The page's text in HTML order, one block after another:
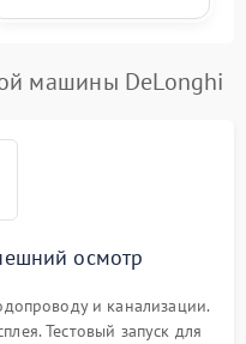
машины DeLonghi
осмотр
и канализации.
Тестовый запуск для